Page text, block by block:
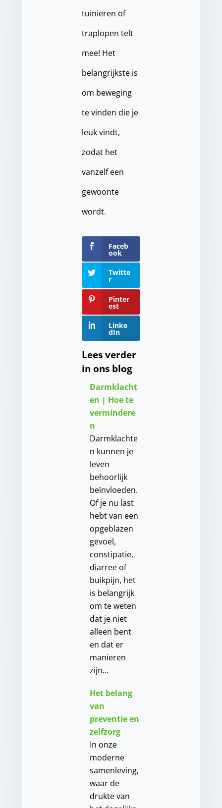
tuinieren of
traplopen telt
mee! Het
belangrijkste is
om beweging
te vinden die je
leuk vindt,
zodat het
vanzelf een
gewoonte
wordt.
Faceb
ook
Twitte
r
Pinter
est
Linke
dIn
Lees verder
in ons blog
Darmklacht
en | Hoe te
vermindere
n
Darmklachte
n kunnen je
leven
behoorlijk
beïnvloeden.
Of je nu last
hebt van een
opgeblazen
gevoel,
constipatie,
diarree of
buikpijn, het
is belangrijk
om te weten
dat je niet
alleen bent
en dat er
manieren
zijn…
Het belang
van
preventie en
zelfzorg
In onze
moderne
samenleving,
waar de
drukte van